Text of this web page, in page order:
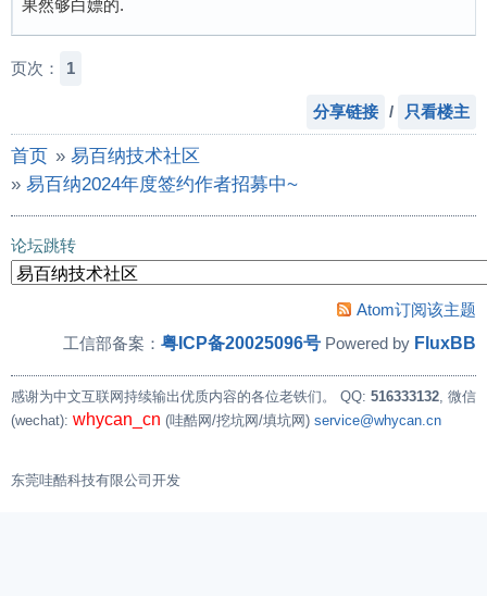
果然够白嫖的.
页次： 1
分享链接 / 只看楼主
首页 » 易百纳技术社区
» 易百纳2024年度签约作者招募中~
论坛跳转
Atom订阅该主题
工信部备案： 粤ICP备20025096号 Powered by FluxBB
感谢为中文互联网持续输出优质内容的各位老铁们。 QQ: 516333132, 微信
(wechat): whycan_cn (哇酷网/挖坑网/填坑网) service@whycan.cn
东莞哇酷科技有限公司开发